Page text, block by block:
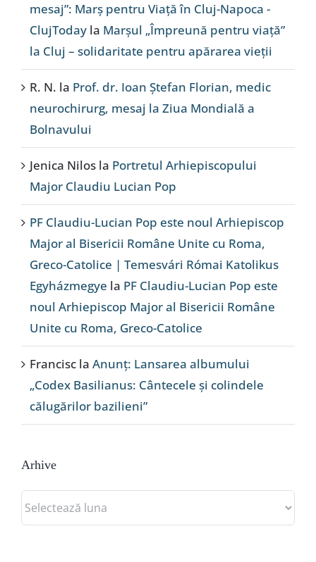
mesaj”: Marș pentru Viață în Cluj-Napoca -
ClujToday la Marșul „Împreună pentru viață”
la Cluj – solidaritate pentru apărarea vieții
R. N. la Prof. dr. Ioan Ștefan Florian, medic
neurochirurg, mesaj la Ziua Mondială a
Bolnavului
Jenica Nilos la Portretul Arhiepiscopului
Major Claudiu Lucian Pop
PF Claudiu-Lucian Pop este noul Arhiepiscop
Major al Bisericii Române Unite cu Roma,
Greco-Catolice | Temesvári Római Katolikus
Egyházmegye la PF Claudiu-Lucian Pop este
noul Arhiepiscop Major al Bisericii Române
Unite cu Roma, Greco-Catolice
Francisc la Anunț: Lansarea albumului
„Codex Basilianus: Cântecele și colindele
călugărilor bazilieni”
Arhive
Arhive